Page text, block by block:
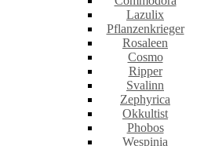
Lazulix
Pflanzenkrieger
Rosaleen
Cosmo
Ripper
Svalinn
Zephyrica
Okkultist
Phobos
Wespinia